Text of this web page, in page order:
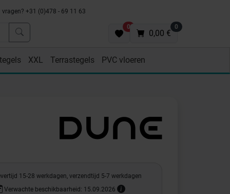
+31 (0)478 - 69 11 63
0 0
0,00 €
XXL Terrastegels PVC vloeren
15-28 werkdagen, verzendtijd 5-7 werkdagen
Verwachte beschikbaarheid: 15.09.2026